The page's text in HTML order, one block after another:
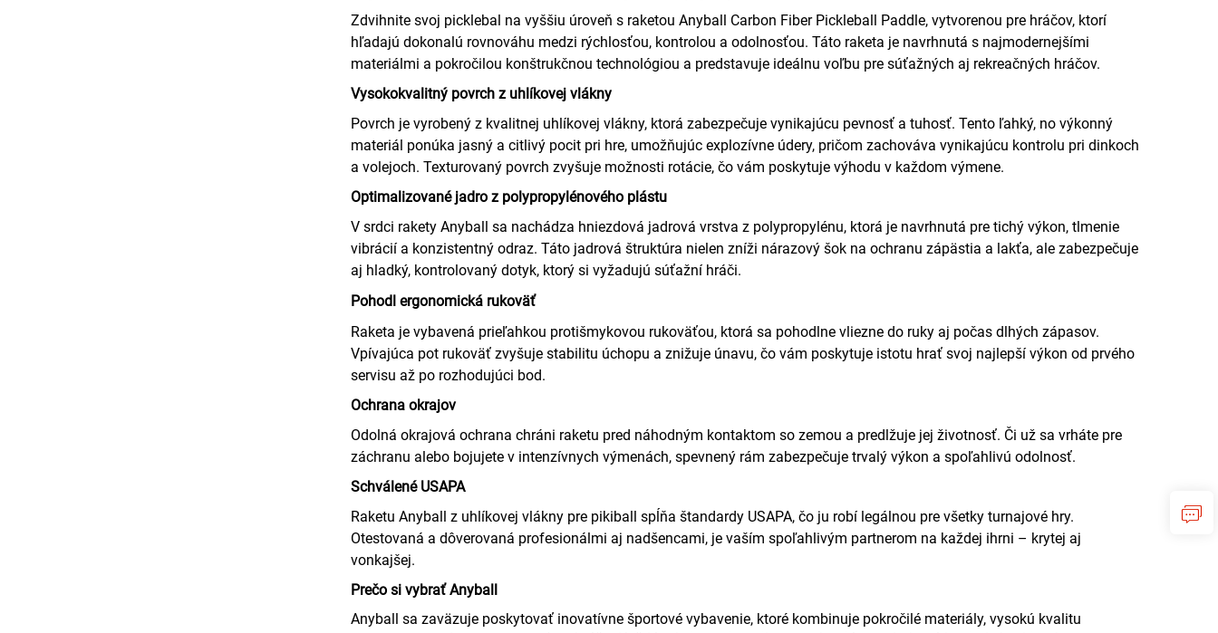
Zdvihnite svoj picklebal na vyššiu úroveň s raketou Anyball Carbon Fiber Pickleball Paddle, vytvorenou pre hráčov, ktorí
hľadajú dokonalú rovnováhu medzi rýchlosťou, kontrolou a odolnosťou. Táto raketa je navrhnutá s najmodernejšími
materiálmi a pokročilou konštrukčnou technológiou a predstavuje ideálnu voľbu pre súťažných aj rekreačných hráčov.
Vysokokvalitný povrch z uhlíkovej vlákny
Povrch je vyrobený z kvalitnej uhlíkovej vlákny, ktorá zabezpečuje vynikajúcu pevnosť a tuhosť. Tento ľahký, no výkonný
materiál ponúka jasný a citlivý pocit pri hre, umožňujúc explozívne údery, pričom zachováva vynikajúcu kontrolu pri dinkoch
a volejoch. Texturovaný povrch zvyšuje možnosti rotácie, čo vám poskytuje výhodu v každom výmene.
Optimalizované jadro z polypropylénového plástu
V srdci rakety Anyball sa nachádza hniezdová jadrová vrstva z polypropylénu, ktorá je navrhnutá pre tichý výkon, tlmenie
vibrácií a konzistentný odraz. Táto jadrová štruktúra nielen zníži nárazový šok na ochranu zápästia a lakťa, ale zabezpečuje
aj hladký, kontrolovaný dotyk, ktorý si vyžadujú súťažní hráči.
Pohodl ergonomická rukoväť
Raketa je vybavená prieľahkou protišmykovou rukoväťou, ktorá sa pohodlne vliezne do ruky aj počas dlhých zápasov.
Vpívajúca pot rukoväť zvyšuje stabilitu úchopu a znižuje únavu, čo vám poskytuje istotu hrať svoj najlepší výkon od prvého
servisu až po rozhodujúci bod.
Ochrana okrajov
Odolná okrajová ochrana chráni raketu pred náhodným kontaktom so zemou a predlžuje jej životnosť. Či už sa vrháte pre
záchranu alebo bojujete v intenzívnych výmenách, spevnený rám zabezpečuje trvalý výkon a spoľahlivú odolnosť.
Schválené USAPA
Raketu Anyball z uhlíkovej vlákny pre pikiball spĺňa štandardy USAPA, čo ju robí legálnou pre všetky turnajové hry.
Otestovaná a dôverovaná profesionálmi aj nadšencami, je vaším spoľahlivým partnerom na každej ihrni – krytej aj
vonkajšej.
Prečo si vybrať Anyball
Anyball sa zaväzuje poskytovať inovatívne športové vybavenie, ktoré kombinuje pokročilé materiály, vysokú kvalitu